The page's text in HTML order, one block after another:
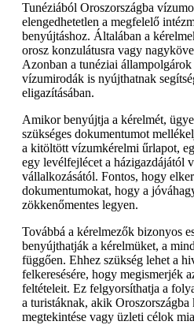
Tunéziából Oroszországba
elengedhetetlen a megfelelő
benyújtáshoz. Általában a
orosz konzulátusra vagy
Azonban a tunéziai állampolgárok
vízumirodák is nyújthatnak
eligazításában.
Amikor benyújtja a kérelmét,
szükséges dokumentumot
a kitöltött vízumkérelmi űrlapot,
egy levélfejlécet a házigazdájától
vállalkozásától. Fontos, hogy
dokumentumokat, hogy a
zökkenőmentes legyen.
Továbbá a kérelmezők bizonyos
benyújthatják a kérelmüket, a
függően. Ehhez szükség lehet a
felkeresésére, hogy megismerjék
feltételeit. Ez felgyorsíthatja a
a turistáknak, akik
megtekintése vagy üzleti célok